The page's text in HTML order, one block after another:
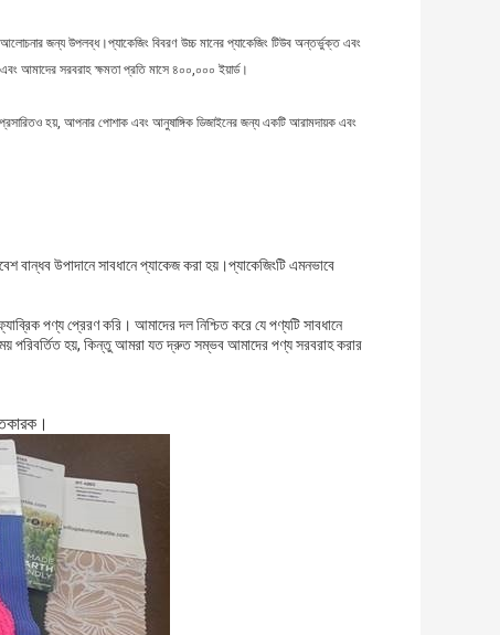
জন্য উপলব্ধ।প্যাকেজিং বিবরণ উচ্চ মানের প্যাকেজিং টিউব অন্তর্ভুক্ত এবং
আমাদের সরবরাহ ক্ষমতা প্রতি মাসে ৪০০,০০০ ইয়ার্ড।
হয়, আপনার পোশাক এবং আনুষাঙ্গিক ডিজাইনের জন্য একটি আরামদায়ক এবং
বান্ধব উপাদানে সাবধানে প্যাকেজ করা হয়।প্যাকেজিংটি এমনভাবে
পণ্য প্রেরণ করি। আমাদের দল নিশ্চিত করে যে পণ্যটি সাবধানে
পরিবর্তিত হয়, কিন্তু আমরা যত দ্রুত সম্ভব আমাদের পণ্য সরবরাহ করার